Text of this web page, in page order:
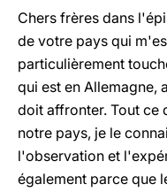
Chers frères dans
de votre pays qui
particulièrement
qui est en Allemagne,
doit affronter. Tout ce
notre pays, je le
l'observation et
également parce que